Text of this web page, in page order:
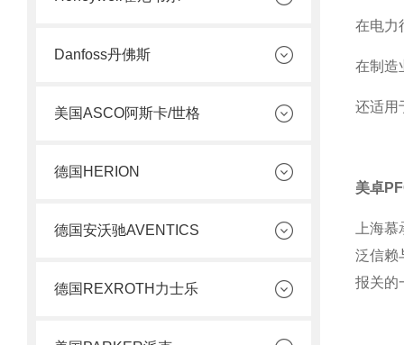
Danfoss丹佛斯
美国ASCO阿斯卡/世格
德国HERION
德国安沃驰AVENTICS
德国REXROTH力士乐
在电力
在制造
还适用
美卓
上海
泛信赖
报关的